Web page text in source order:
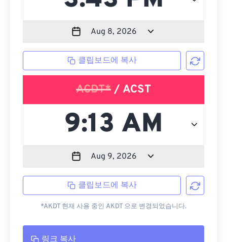
클립보드에 복사
ACDT* / ACST
클립보드에 복사
*AKDT 현재 사용 중인 AKDT 으로 변경되었습니다.
링크 복사